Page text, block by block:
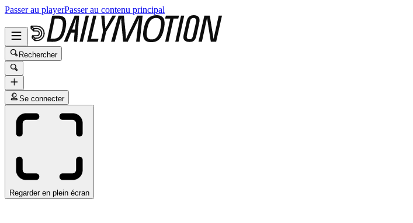
Passer au playerPasser au contenu principal
Rechercher
Se connecter
Regarder en plein écran